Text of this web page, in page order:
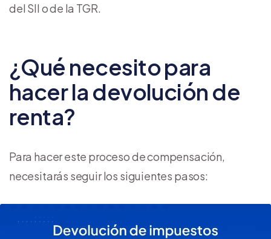
del SII o de la TGR.
¿Qué necesito para
hacer la devolución de
renta?
Para hacer este proceso de compensación,
necesitarás seguir los siguientes pasos: